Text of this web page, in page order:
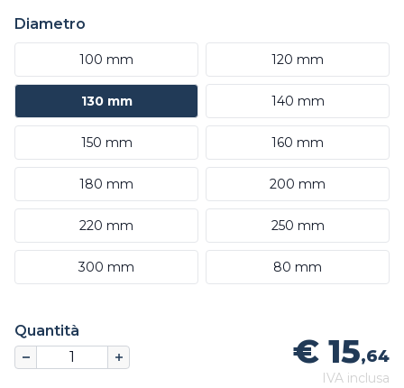
Diametro
100 mm 120 mm
130 mm 140 mm
150 mm 160 mm
180 mm 200 mm
220 mm 250 mm
300 mm 80 mm
Quantità
€ 15,64
IVA inclusa